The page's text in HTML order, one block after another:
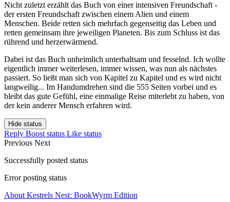
Nicht zuletzt erzählt das Buch von einer intensiven Freundschaft -
der ersten Freundschaft zwischen einem Alien und einem
Menschen. Beide retten sich mehrfach gegenseitig das Leben und
retten gemeinsam ihre jeweiligen Planeten. Bis zum Schluss ist das
rührend und herzerwärmend.
Dabei ist das Buch unheimlich unterhaltsam und fesselnd. Ich wollte
eigentlich immer weiterlesen, immer wissen, was nun als nächstes
passiert. So ließt man sich von Kapitel zu Kapitel und es wird nicht
langweilig... Im Handumdrehen sind die 555 Seiten vorbei und es
bleibt das gute Gefühl, eine einmalige Reise miterlebt zu haben, von
der kein anderer Mensch erfahren wird.
Hide status
Reply Boost status Like status
Previous Next
Successfully posted status
Error posting status
About Kestrels Nest: BookWyrm Edition